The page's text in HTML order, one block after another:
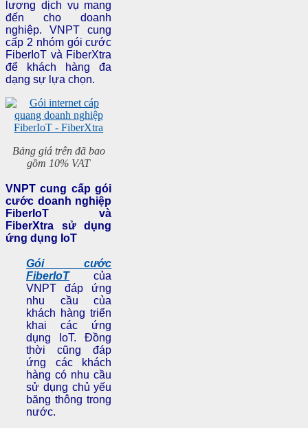
lượng dịch vụ mang
đến cho doanh
nghiệp. VNPT cung
cấp 2 nhóm gói cước
FiberIoT và FiberXtra
để khách hàng đa
dạng sự lựa chọn.
Bảng giá trên đã bao
gồm 10% VAT
VNPT cung cấp gói
cước doanh nghiệp
FiberIoT và
FiberXtra sử dụng
ứng dụng IoT
Gói cước
FiberIoTcủa
VNPT đáp ứng
nhu cầu của
khách hàng triển
khai các ứng
dụng IoT. Đồng
thời cũng đáp
ứng các khách
hàng có nhu cầu
sử dụng chủ yếu
băng thông trong
nước.